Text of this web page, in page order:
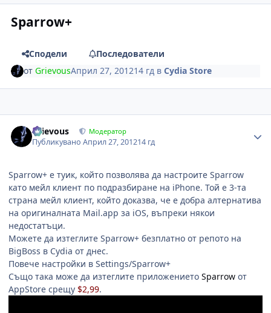
Sparrow+
Сподели
Последователи
отGrievousАприл 27, 201214 гд вCydia Store
Grievous Модератор
ПубликуваноАприл 27, 201214 гд
Sparrow+ е туик, който позволява да настроите Sparrow
като мейл клиент по подразбиране на iPhone. Той е 3-та
страна мейл клиент, който доказва, че е добра алтернатива
на оригиналната Mail.app за iOS, въпреки някои
недостатъци.
Можете да изтеглите Sparrow+ безплатно от репото на
BigBoss в Cydia от днес.
Повече настройки в Settings/Sparrow+
Също така може да изтеглите приложението Sparrow от
AppStore срещу $2,99.